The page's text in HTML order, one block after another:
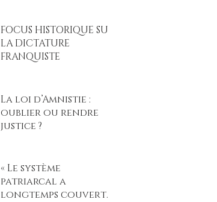
FOCUS HISTORIQUE SUR
LA DICTATURE
FRANQUISTE
La loi d’Amnistie :
oublier ou rendre
justice ?
« Le système
patriarcal a
longtemps couvert